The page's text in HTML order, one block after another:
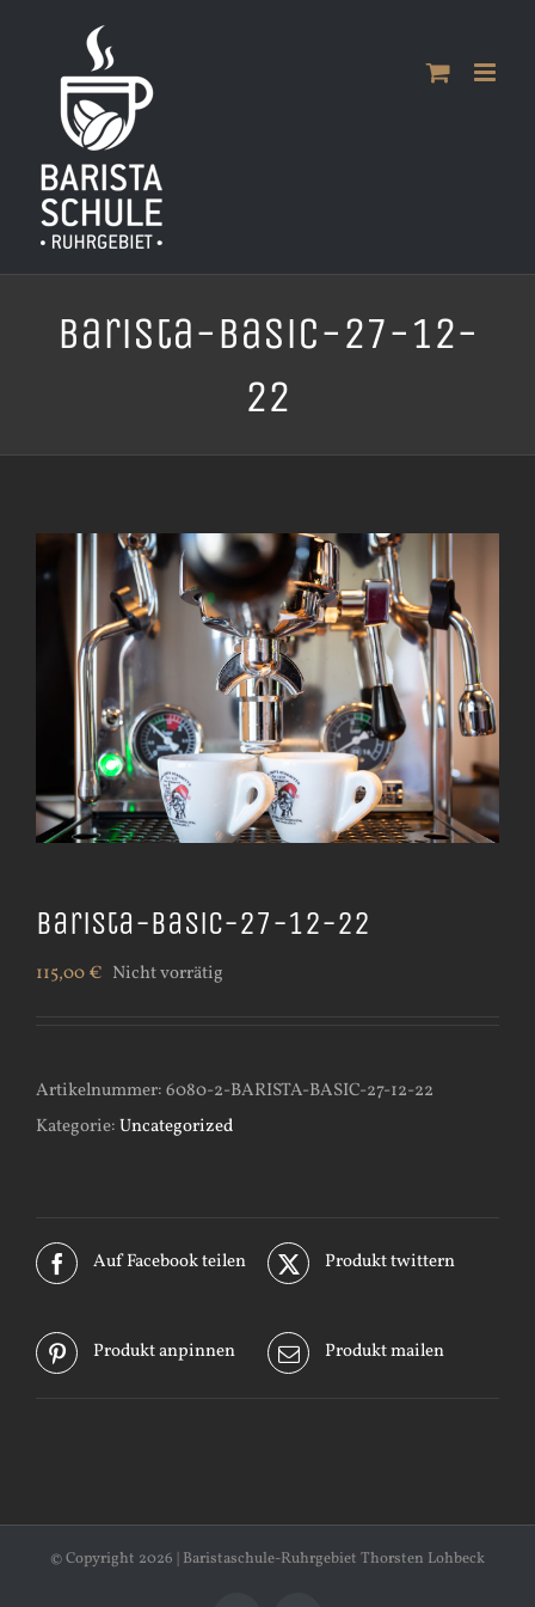
springen
Barista-Basic-27-12-
22
Barista-Basic-27-12-22
115,00€ Nicht vorrätig
Artikelnummer:6080-2-BARISTA-BASIC-27-12-22
Kategorie:Uncategorized
Auf Facebook teilen Produkt twittern
Produkt anpinnen Produkt mailen
© Copyright 2026 | Baristaschule-Ruhrgebiet Thorsten Lohbeck